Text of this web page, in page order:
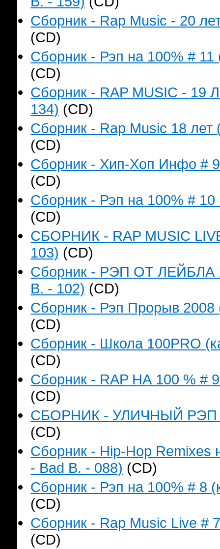
Сборник - Rap Music - 20
(CD)
Сборник - Рэп на 100% #
(CD)
Сборник - RAP MUSIC - 19
134) (CD)
Сборник - Rap Music 18
(CD)
Сборник - Хип-Хоп Инфо #
(CD)
Сборник - Рэп на 100% #
(CD)
СБОРНИК - RAP MUSIC
103) (CD)
Сборник - РЭП ОТ ЛЕЙБЛА
B. - 102) (CD)
Сборник - Рэп Прорыв
(CD)
Сборник - Школа 100PRO
(CD)
Сборник - RAP НА 100 % #
(CD)
СБОРНИК - УЛИЧНЫЙ РЭП
(CD)
Сборник - Hip-Hop Remixes
- Bad B. - 088) (CD)
Сборник - Рэп на 100% # 8
(CD)
Сборник - Rap Music Live #
(CD)